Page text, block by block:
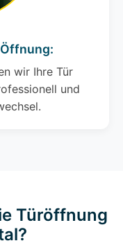
wir Ihre Tür
und
Türöffnung